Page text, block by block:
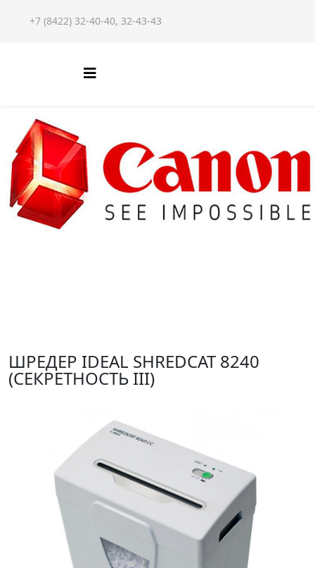
+7 (8422) 32-40-40, 32-43-43
ШРЕДЕР IDEAL SHREDCAT 8240
(СЕКРЕТНОСТЬ III)